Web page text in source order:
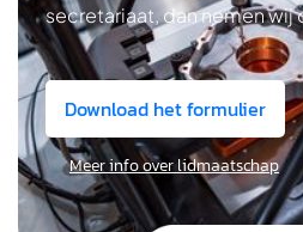
secretariaat, dan nemen
Download het formulier
Meer info over lidmaatschap